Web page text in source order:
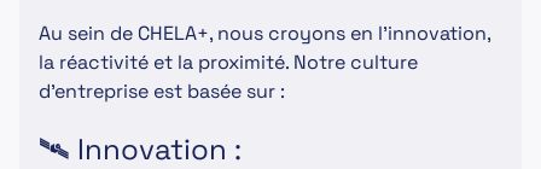
Au sein de CHELA+, nous croyons en l'innovation,
la réactivité et la proximité. Notre culture
d'entreprise est basée sur :
🛰 Innovation :